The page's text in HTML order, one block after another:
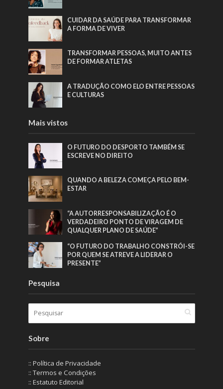
CUIDAR DA SAÚDE PARA TRANSFORMAR
A FORMA DE VIVER
TRANSFORMAR PESSOAS, MUITO ANTES
DE FORMAR ATLETAS
A TRADUÇÃO COMO ELO ENTRE PESSOAS
E CULTURAS
Mais vistos
O FUTURO DO DESPORTO TAMBÉM SE
ESCREVE NO DIREITO
QUANDO A BELEZA COMEÇA PELO BEM-
ESTAR
“A AUTORRESPONSABILIZAÇÃO É O
VERDADEIRO PONTO DE VIRAGEM DE
QUALQUER PLANO DE SAÚDE”
“O FUTURO DO TRABALHO CONSTRÓI-SE
POR QUEM SE ATREVE A LIDERAR O
PRESENTE”
Pesquisa
Sobre
:: Política de Privacidade
:: Termos e Condições
:: Estatuto Editorial